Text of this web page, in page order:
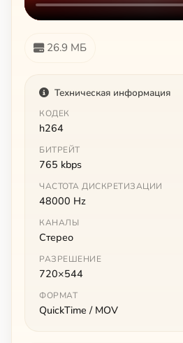
26.9 МБ
Техническая информация
КОДЕК
h264
БИТРЕЙТ
765 kbps
ЧАСТОТА ДИСКРЕТИЗАЦИИ
48000 Hz
КАНАЛЫ
Стерео
РАЗРЕШЕНИЕ
720×544
ФОРМАТ
QuickTime / MOV